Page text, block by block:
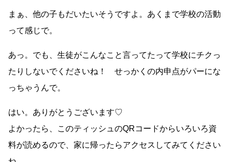
まぁ、他の子もだいたいそうですよ。あくまで学校の活動
って感じで。
あっ。でも、生徒がこんなこと言ってたって学校にチクっ
たりしないでくださいね！ せっかくの内申点がパーにな
っちゃうんで。
はい。ありがとうございます♡
よかったら、このティッシュのQRコードからいろいろ資
料が読めるので、家に帰ったらアクセスしてみてください